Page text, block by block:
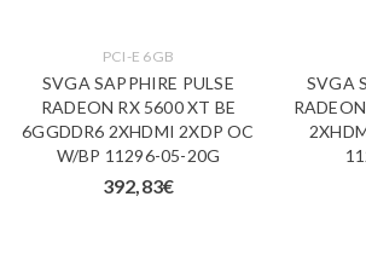
PCI-E 6GB
SVGA SAPPHIRE PULSE
RADEON RX 5600 XT BE
6GGDDR6 2XHDMI 2XDP OC
W/BP 11296-05-20G
392,83€
SVGA